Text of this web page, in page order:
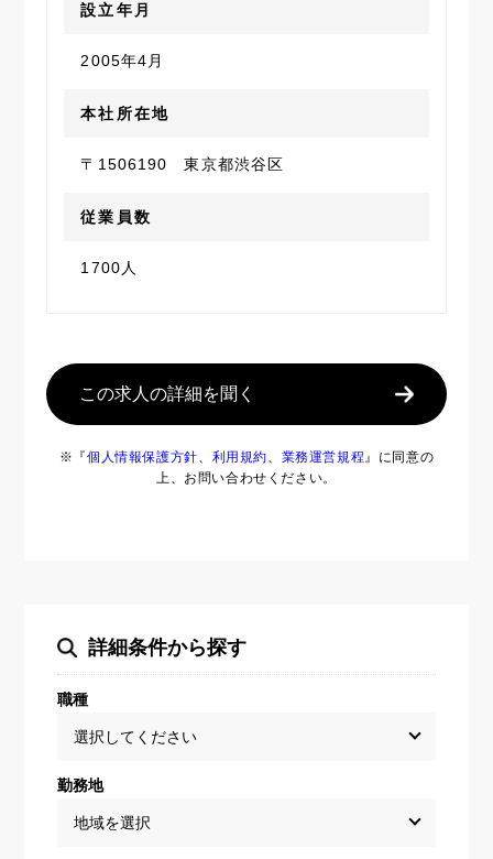
設立年月
2005年4月
本社所在地
〒1506190 東京都渋谷区
従業員数
1700人
この求人の詳細を聞く
※『個人情報保護方針、 利用規約、 業務運営規程』に同意の
上、お問い合わせください。
詳細条件から探す
職種
勤務地